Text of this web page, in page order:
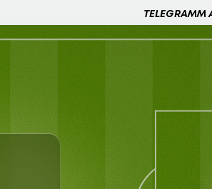
TELEGRAMM